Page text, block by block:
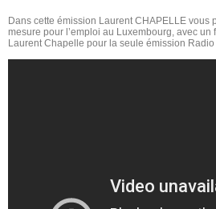
Dans cette émission Laurent CHAPELLE
mesure pour l’emploi au Luxembourg, avec
Laurent Chapelle pour la seule émission